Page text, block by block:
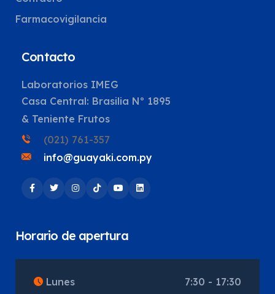
Farmacovigilancia
Contacto
Laboratorios IMEG
Casa Central: Brasilia Nº 1895
& Teniente Frutos
(021) 761-357
info@guayaki.com.py
Horario de apertura
Lunes
7:30 - 17:30